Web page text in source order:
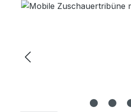
Bildergalerie überspringen